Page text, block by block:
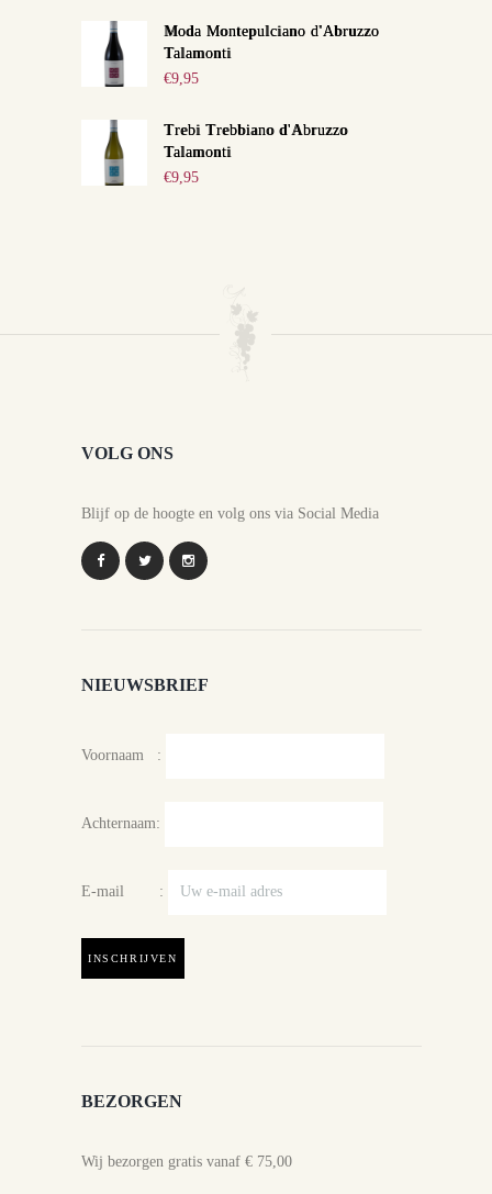
Moda Montepulciano d'Abruzzo
Talamonti
€9,95
Trebi Trebbiano d'Abruzzo
Talamonti
€9,95
VOLG ONS
Blijf op de hoogte en volg ons via Social Media
NIEUWSBRIEF
Voornaam :
Achternaam:
E-mail :
BEZORGEN
Wij bezorgen gratis vanaf € 75,00